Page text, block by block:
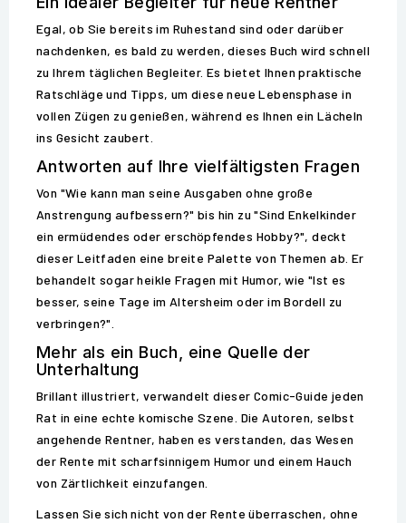
Egal, ob Sie bereits im Ruhestand sind oder darüber
nachdenken, es bald zu werden, dieses Buch wird schnell
zu Ihrem täglichen Begleiter. Es bietet Ihnen praktische
Ratschläge und Tipps, um diese neue Lebensphase in
vollen Zügen zu genießen, während es Ihnen ein Lächeln
ins Gesicht zaubert.
Antworten auf Ihre vielfältigsten Fragen
Von "Wie kann man seine Ausgaben ohne große
Anstrengung aufbessern?" bis hin zu "Sind Enkelkinder
ein ermüdendes oder erschöpfendes Hobby?", deckt
dieser Leitfaden eine breite Palette von Themen ab. Er
behandelt sogar heikle Fragen mit Humor, wie "Ist es
besser, seine Tage im Altersheim oder im Bordell zu
verbringen?".
Mehr als ein Buch, eine Quelle der
Unterhaltung
Brillant illustriert, verwandelt dieser Comic-Guide jeden
Rat in eine echte komische Szene. Die Autoren, selbst
angehende Rentner, haben es verstanden, das Wesen
der Rente mit scharfsinnigem Humor und einem Hauch
von Zärtlichkeit einzufangen.
Lassen Sie sich nicht von der Rente überraschen, ohne